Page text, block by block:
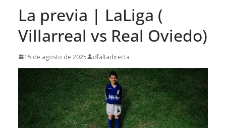
La previa | LaLiga (
Villarreal vs Real Oviedo)
15 de agosto de 2025 dfaltadirecta